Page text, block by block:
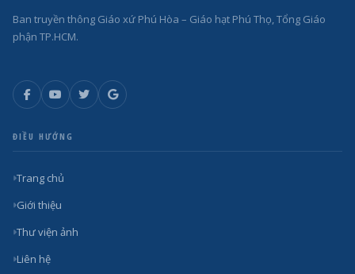
Ban truyền thông Giáo xứ Phú Hòa – Giáo hạt Phú Thọ, Tổng Giáo
phận TP.HCM.
ĐIỀU HƯỚNG
Trang chủ
Giới thiệu
Thư viện ảnh
Liên hệ